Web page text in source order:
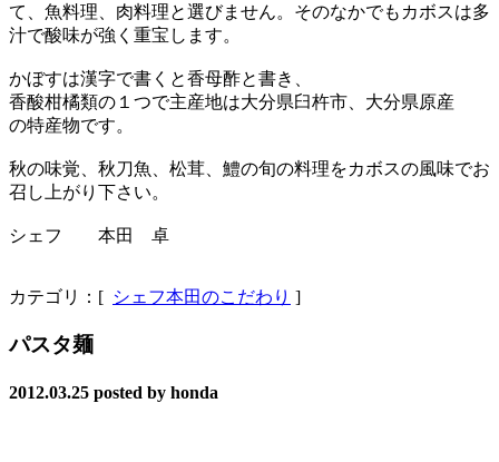
て、魚料理、肉料理と選びません。そのなかでもカボスは多
汁で酸味が強く重宝します。
かぼすは漢字で書くと香母酢と書き、
香酸柑橘類の１つで主産地は大分県臼杵市、大分県原産
の特産物です。
秋の味覚、秋刀魚、松茸、鱧の旬の料理をカボスの風味でお
召し上がり下さい。
シェフ 本田 卓
カテゴリ：[ シェフ本田のこだわり ]
パスタ麺
2012.03.25 posted by honda